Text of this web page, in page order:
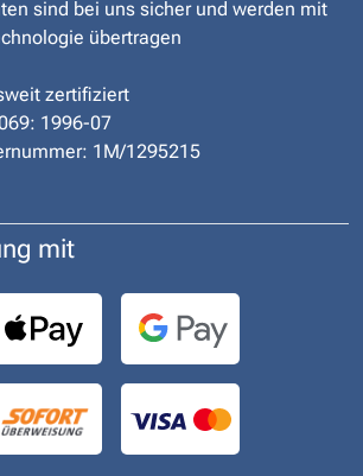
sind bei uns sicher und werden mit
übertragen
zertifiziert
1996-07
1M/1295215
mit